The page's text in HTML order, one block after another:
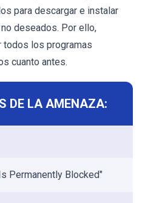
para descargar e instalar
deseados. Por ello,
todos los programas
cuanto antes.
DE LA AMENAZA:
Permanently Blocked"